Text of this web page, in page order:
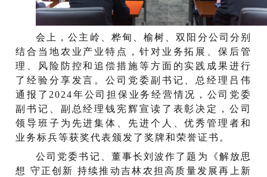
会上，公主岭、桦甸、榆树、双阳分公司分别
结合当地农业产业特点，针对业务拓展、保后管
理、风险防控和追偿措施等方面的实践成果进行
了经验分享发言。公司党委副书记、总经理吕伟
通报了2024年公司担保业务经营情况，公司党委
副书记、副总经理钱宪辉宣读了表彰决定，公司
领导班子为先进集体、先进个人、优秀管理者和
业务标兵等获奖代表颁发了奖牌和荣誉证书。
公司党委书记、董事长刘波作了题为《解放思
想 守正创新 持续推动吉林农担高质量发展再上新